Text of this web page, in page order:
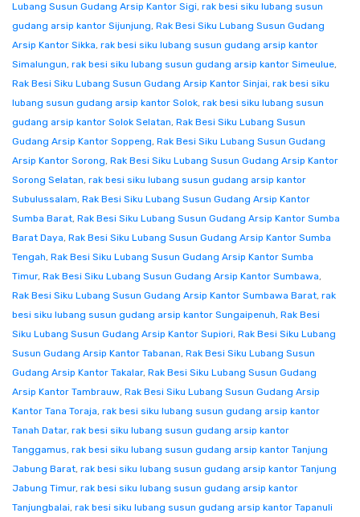
Lubang Susun Gudang Arsip Kantor Sigi, rak besi siku lubang susun
gudang arsip kantor Sijunjung, Rak Besi Siku Lubang Susun Gudang
Arsip Kantor Sikka, rak besi siku lubang susun gudang arsip kantor
Simalungun, rak besi siku lubang susun gudang arsip kantor Simeulue,
Rak Besi Siku Lubang Susun Gudang Arsip Kantor Sinjai, rak besi siku
lubang susun gudang arsip kantor Solok, rak besi siku lubang susun
gudang arsip kantor Solok Selatan, Rak Besi Siku Lubang Susun
Gudang Arsip Kantor Soppeng, Rak Besi Siku Lubang Susun Gudang
Arsip Kantor Sorong, Rak Besi Siku Lubang Susun Gudang Arsip Kantor
Sorong Selatan, rak besi siku lubang susun gudang arsip kantor
Subulussalam, Rak Besi Siku Lubang Susun Gudang Arsip Kantor
Sumba Barat, Rak Besi Siku Lubang Susun Gudang Arsip Kantor Sumba
Barat Daya, Rak Besi Siku Lubang Susun Gudang Arsip Kantor Sumba
Tengah, Rak Besi Siku Lubang Susun Gudang Arsip Kantor Sumba
Timur, Rak Besi Siku Lubang Susun Gudang Arsip Kantor Sumbawa,
Rak Besi Siku Lubang Susun Gudang Arsip Kantor Sumbawa Barat, rak
besi siku lubang susun gudang arsip kantor Sungaipenuh, Rak Besi
Siku Lubang Susun Gudang Arsip Kantor Supiori, Rak Besi Siku Lubang
Susun Gudang Arsip Kantor Tabanan, Rak Besi Siku Lubang Susun
Gudang Arsip Kantor Takalar, Rak Besi Siku Lubang Susun Gudang
Arsip Kantor Tambrauw, Rak Besi Siku Lubang Susun Gudang Arsip
Kantor Tana Toraja, rak besi siku lubang susun gudang arsip kantor
Tanah Datar, rak besi siku lubang susun gudang arsip kantor
Tanggamus, rak besi siku lubang susun gudang arsip kantor Tanjung
Jabung Barat, rak besi siku lubang susun gudang arsip kantor Tanjung
Jabung Timur, rak besi siku lubang susun gudang arsip kantor
Tanjungbalai, rak besi siku lubang susun gudang arsip kantor Tapanuli